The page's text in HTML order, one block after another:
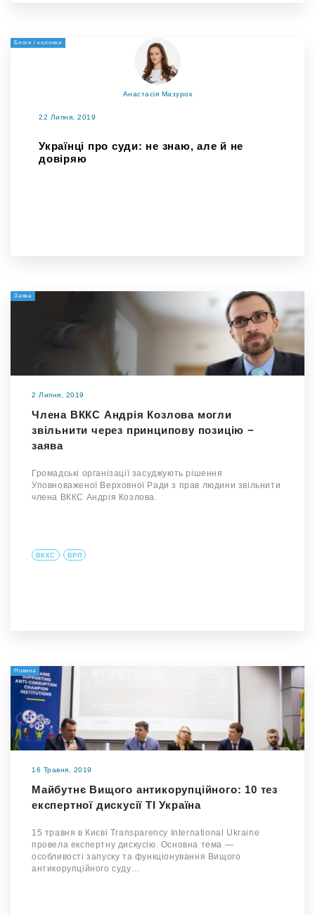
Блоги і колонки
Анастасія Мазурок
22 Липня, 2019
Українці про суди: не знаю, але й не
довіряю
Заява
2 Липня, 2019
Члена ВККС Андрія Козлова могли
звільнити через принципову позицію −
заява
Громадські організації засуджують рішення
Уповноваженої Верховної Ради з прав людини звільнити
члена ВККС Андрія Козлова.
ВККС ВРП
Новина
16 Травня, 2019
Майбутнє Вищого антикорупційного: 10 тез
експертної дискусії TI Україна
15 травня в Києві Transparency International Ukraine
провела експертну дискусію. Основна тема —
особливості запуску та функціонування Вищого
антикорупційного суду…